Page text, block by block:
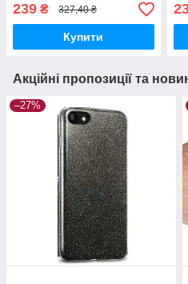
239 ₴ 327,40 ₴
Купити
Акційні пропозиції та
–27%